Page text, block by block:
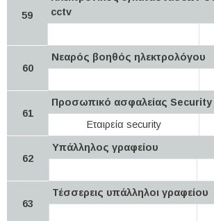
59
cctv
60
Νεαρός βοηθός ηλεκτρολόγου
61
Προσωπικό ασφαλείας
Εταιρεία security
62
Υπάλληλος γραφείου
63
Τέσσερεις υπάλληλοι γραφείου